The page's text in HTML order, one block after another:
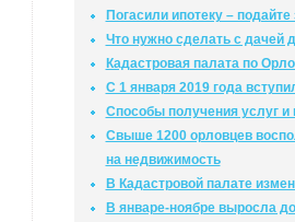
Погасили ипотеку –
Что нужно сделать с дачей
Кадастровая палата по
С 1 января 2019 года
Способы получения услуг
Свыше 1200 орловцев
на недвижимость
В Кадастровой палате
В январе-ноябре выросла